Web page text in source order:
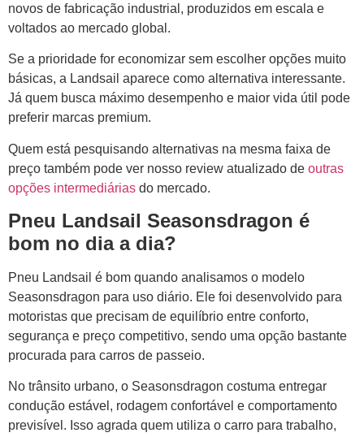
novos de fabricação industrial, produzidos em escala e
voltados ao mercado global.
Se a prioridade for economizar sem escolher opções muito
básicas, a Landsail aparece como alternativa interessante.
Já quem busca máximo desempenho e maior vida útil pode
preferir marcas premium.
Quem está pesquisando alternativas na mesma faixa de
preço também pode ver nosso review atualizado de outras
opções intermediárias do mercado.
Pneu Landsail Seasonsdragon é
bom no dia a dia?
Pneu Landsail é bom quando analisamos o modelo
Seasonsdragon para uso diário. Ele foi desenvolvido para
motoristas que precisam de equilíbrio entre conforto,
segurança e preço competitivo, sendo uma opção bastante
procurada para carros de passeio.
No trânsito urbano, o Seasonsdragon costuma entregar
condução estável, rodagem confortável e comportamento
previsível. Isso agrada quem utiliza o carro para trabalho,